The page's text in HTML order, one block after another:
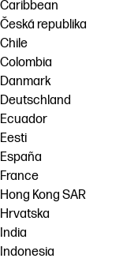
Caribbean
Česká republika
Chile
Colombia
Danmark
Deutschland
Ecuador
Eesti
España
France
Hong Kong SAR
Hrvatska
India
Indonesia